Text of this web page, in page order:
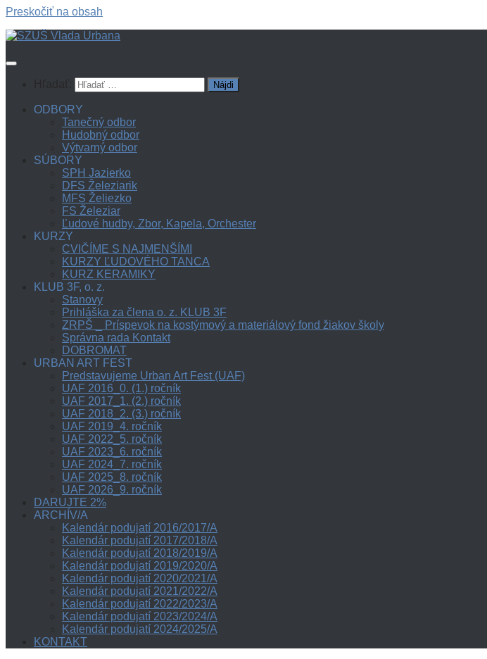
Preskočiť na obsah
ODBORY
Tanečný odbor
Hudobný odbor
Výtvarný odbor
SÚBORY
SPH Jazierko
DFS Železiarik
MFS Želiezko
FS Železiar
Ľudové hudby, Zbor, Kapela, Orchester
KURZY
CVIČÍME S NAJMENŠÍMI
KURZY ĽUDOVÉHO TANCA
KURZ KERAMIKY
KLUB 3F, o. z.
Stanovy
Prihláška za člena o. z. KLUB 3F
ZRPŠ _ Príspevok na kostýmový a materiálový fond žiakov školy
Správna rada Kontakt
DOBROMAT
URBAN ART FEST
Predstavujeme Urban Art Fest (UAF)
UAF 2016_0. (1.) ročník
UAF 2017_1. (2.) ročník
UAF 2018_2. (3.) ročník
UAF 2019_4. ročník
UAF 2022_5. ročník
UAF 2023_6. ročník
UAF 2024_7. ročník
UAF 2025_8. ročník
UAF 2026_9. ročník
DARUJTE 2%
ARCHÍV/A
Kalendár podujatí 2016/2017/A
Kalendár podujatí 2017/2018/A
Kalendár podujatí 2018/2019/A
Kalendár podujatí 2019/2020/A
Kalendár podujatí 2020/2021/A
Kalendár podujatí 2021/2022/A
Kalendár podujatí 2022/2023/A
Kalendár podujatí 2023/2024/A
Kalendár podujatí 2024/2025/A
KONTAKT